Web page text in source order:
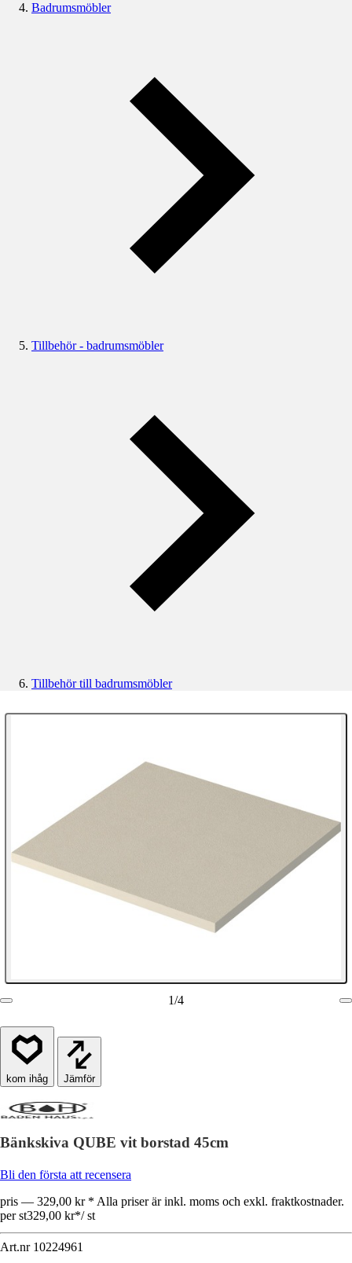
Badrumsmöbler
Tillbehör - badrumsmöbler
Tillbehör till badrumsmöbler
1/4
Jämför
Bänkskiva QUBE vit borstad 45cm
Bli den första att recensera
pris — 329,00 kr * Alla priser är inkl. moms och exkl. fraktkostnader.
per st329,00 kr*/ st
Art.nr 10224961